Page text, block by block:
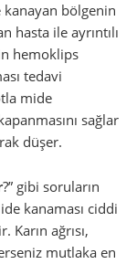
bölgenin
hasta ile ayrıntılı
hemoklips
tedavi
mide
sağlar
düşer.
?” gibi soruların
kanaması ciddi
ağrısı,
mutlaka en